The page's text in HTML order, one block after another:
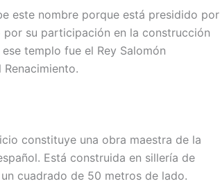
este nombre porque está presidido por
su participación en la construcción
templo fue el Rey Salomón
constituye una obra maestra de la
Está construida en sillería de
cuadrado de 50 metros de lado.